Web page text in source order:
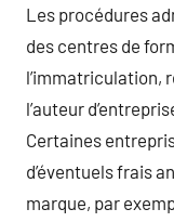
Les procédures
des centres de
l’immatriculation,
l’auteur
Certaines
d’éventuels frais
marque, par